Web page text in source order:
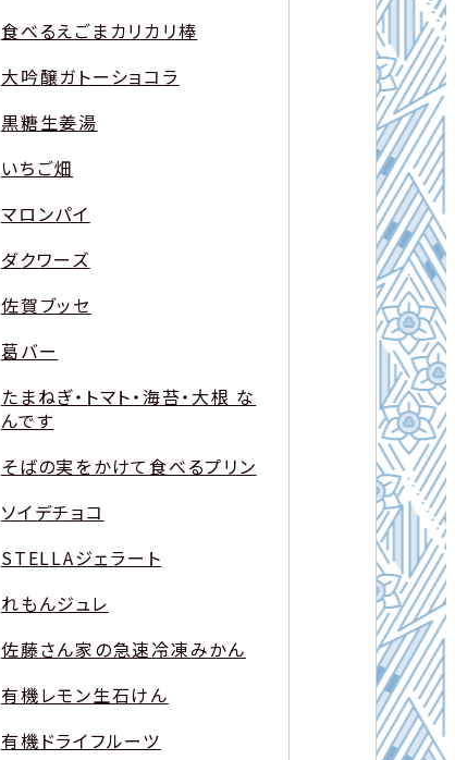
食べるえごまカリカリ棒
大吟醸ガトーショコラ
黒糖生姜湯
いちご畑
マロンパイ
ダクワーズ
佐賀ブッセ
葛バー
たまねぎ・トマト・海苔・大根 な
んです
そばの実をかけて食べるプリン
ソイデチョコ
STELLAジェラート
れもんジュレ
佐藤さん家の急速冷凍みかん
有機レモン生石けん
有機ドライフルーツ